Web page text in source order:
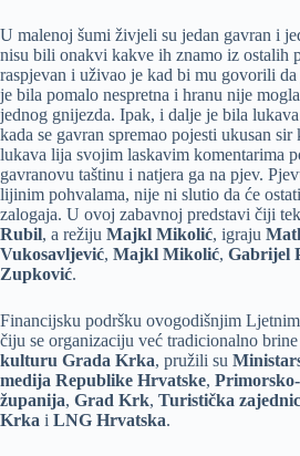
U malenoj šumi živjeli su jedan gavran i
nisu bili onakvi kakve ih znamo iz ostalih
raspjevan i uživao je kad bi mu govorili
je bila pomalo nespretna i hranu nije
jednog gnijezda. Ipak, i dalje je bila
kada se gavran spremao pojesti ukusan sir
lukava lija svojim laskavim komentarima
gavranovu taštinu i natjera ga na pjev.
lijinim pohvalama, nije ni slutio da će
zalogaja. U ovoj zabavnoj predstavi čiji
Rubil, a režiju Majkl Mikolić, igraju
Vukosavljević, Majkl Mikolić, Gabrijel
Zupković.
Financijsku podršku ovogodišnjim
čiju se organizaciju već tradicionalno brine
kulturu Grada Krka, pružili su
medija Republike Hrvatske,
županija, Grad Krk, Turistička
Krka i LNG Hrvatska.